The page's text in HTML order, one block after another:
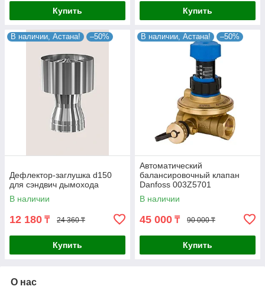
Купить Купить
В наличии, Астана! –50%
Дефлектор-заглушка d150
для сэндвич дымохода
В наличии
12 180 ₸ 24 360 ₸
Купить
В наличии, Астана! –50%
Автоматический
балансировочный клапан
Danfoss 003Z5701
В наличии
45 000 ₸ 90 000 ₸
Купить
О нас